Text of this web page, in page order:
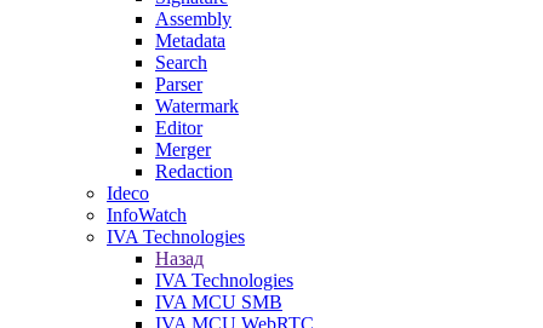
Assembly
Metadata
Search
Parser
Watermark
Editor
Merger
Redaction
Ideco
InfoWatch
IVA Technologies
Назад
IVA Technologies
IVA MCU SMB
IVA MCU WebRTC